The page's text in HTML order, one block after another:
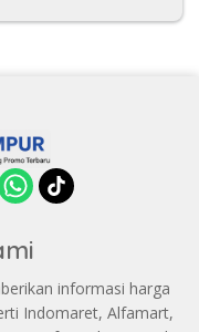
informasi harga
Indomaret, Alfamart,